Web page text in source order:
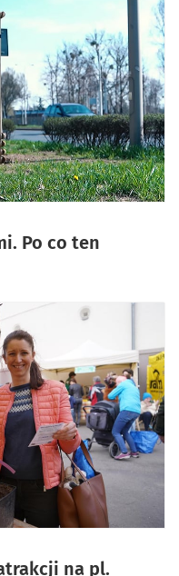
Po co ten
na pl.